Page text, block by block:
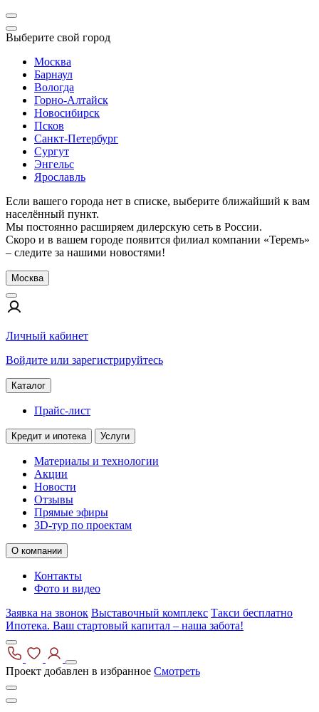
Выберите свой город
Москва
Барнаул
Вологда
Горно-Алтайск
Новосибирск
Псков
Санкт-Петербург
Сургут
Энгельс
Ярославль
Если вашего города нет в списке, выберите ближайший к вам
населённый пункт.
Мы постоянно расширяем дилерскую сеть в России.
Скоро и в вашем городе появится филиал компании «Теремъ»
– следите за нашими новостями!
Москва
Личный кабинет
Войдите или зарегистрируйтесь
Каталог
Прайс-лист
Кредит и ипотека Услуги
Материалы и технологии
Акции
Новости
Отзывы
Прямые эфиры
3D-тур по проектам
О компании
Контакты
Фото и видео
Заявка на звонок Выставочный комплекс Такси бесплатно
Ипотека. Ваш стартовый капитал – наша забота!
Проект добавлен в избранное Смотреть